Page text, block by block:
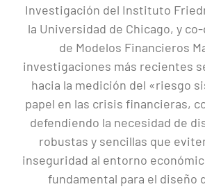
Investigación del Instituto
la Universidad de Chicago, y
de Modelos Financieros
investigaciones más recientes
hacia la medición del «riesgo
papel en las crisis financieras,
defendiendo la necesidad de
robustas y sencillas que
inseguridad al entorno
fundamental para el diseño